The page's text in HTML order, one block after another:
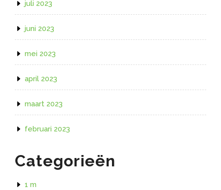
juli 2023
juni 2023
mei 2023
april 2023
maart 2023
februari 2023
Categorieën
1 m